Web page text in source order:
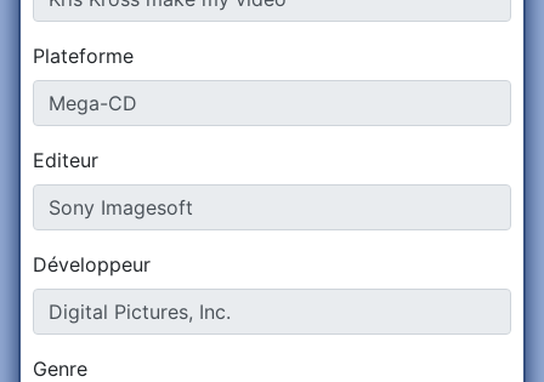
Plateforme
Editeur
Développeur
Genre